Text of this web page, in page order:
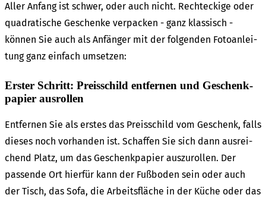
Aller Anfang ist schwer, oder auch nicht. Recht­ecki­ge oder
quadra­ti­sche Geschen­ke verpa­cken - ganz klas­sisch -
können Sie auch als Anfän­ger mit der folgen­den Foto­an­lei­
tung ganz einfach umset­zen:
Erster Schritt: Preis­schild entfer­nen und Geschenk­
pa­pier ausrol­len
Entfer­nen Sie als erstes das Preis­schild vom Geschenk, falls
dieses noch vorhan­den ist. Schaf­fen Sie sich dann ausrei­
chend Platz, um das Geschenk­pa­pier auszu­rol­len. Der
passen­de Ort hier­für kann der Fußbo­den sein oder auch
der Tisch, das Sofa, die Arbeits­flä­che in der Küche oder das